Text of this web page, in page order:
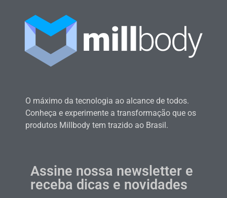
O máximo da tecnologia ao alcance de todos.
Conheça e experimente a transformação que os
produtos Millbody tem trazido ao Brasil.
Assine nossa newsletter e
receba dicas e novidades